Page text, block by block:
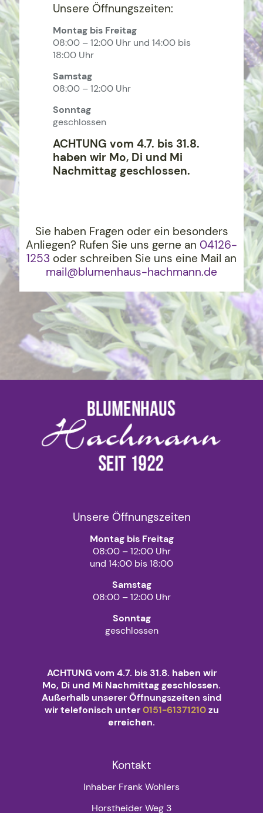
Unsere Öffnungszeiten:
Montag bis Freitag
08:00 – 12:00 Uhr und 14:00 bis
18:00 Uhr
Samstag
08:00 – 12:00 Uhr
Sonntag
geschlossen
ACHTUNG vom 4.7. bis 31.8.
haben wir Mo, Di und Mi
Nachmittag geschlossen.
Sie haben Fragen oder ein besonders
Anliegen? Rufen Sie uns gerne an 04126-
1253 oder schreiben Sie uns eine Mail an
mail@blumenhaus-hachmann.de
Unsere Öffnungszeiten
Montag bis Freitag
08:00 – 12:00 Uhr
und 14:00 bis 18:00
Samstag
08:00 – 12:00 Uhr
Sonntag
geschlossen
ACHTUNG vom 4.7. bis 31.8. haben wir
Mo, Di und Mi Nachmittag geschlossen.
Außerhalb unserer Öffnungszeiten sind
wir telefonisch unter0151-61371210zu
erreichen.
Kontakt
Inhaber Frank Wohlers
Horstheider Weg 3